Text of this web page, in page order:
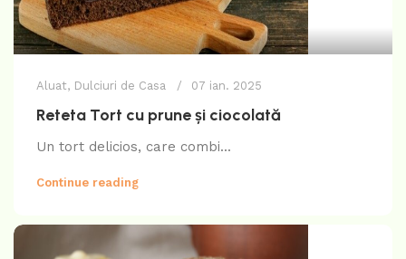
Aluat, Dulciuri de Casa 07 ian. 2025
Reteta Tort cu prune și ciocolată
Un tort delicios, care combi...
Continue reading